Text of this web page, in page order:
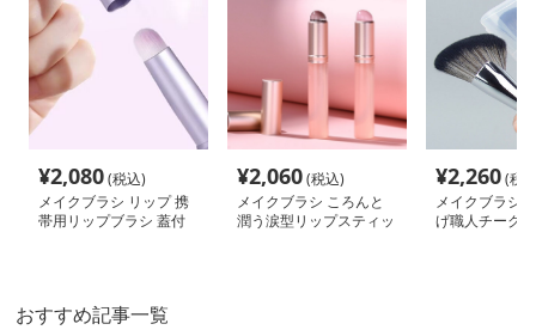
¥2,080(税込)
メイクブラシ リップ 携
帯用リップブラシ 蓋付
¥2,060(税込)
メイクブラシ ころんと
潤う涙型リップスティッ
¥2,260(税
メイクブラシ
げ職人チーク
おすすめ記事一覧